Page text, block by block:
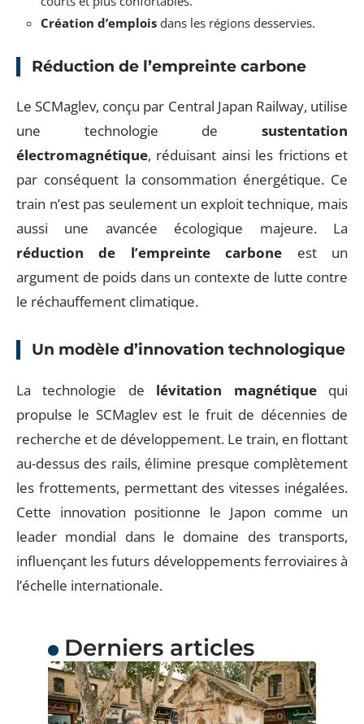
Création d’emplois dans les régions desservies.
Réduction de l’empreinte carbone
Le SCMaglev, conçu par Central Japan Railway, utilise
une technologie de sustentation
électromagnétique, réduisant ainsi les frictions et
par conséquent la consommation énergétique. Ce
train n’est pas seulement un exploit technique, mais
aussi une avancée écologique majeure. La
réduction de l’empreinte carbone est un
argument de poids dans un contexte de lutte contre
le réchauffement climatique.
Un modèle d’innovation technologique
La technologie de lévitation magnétiquequi
propulse le SCMaglev est le fruit de décennies de
recherche et de développement. Le train, en flottant
au-dessus des rails, élimine presque complètement
les frottements, permettant des vitesses inégalées.
Cette innovation positionne le Japon comme un
leader mondial dans le domaine des transports,
influençant les futurs développements ferroviaires à
l’échelle internationale.
Derniers articles